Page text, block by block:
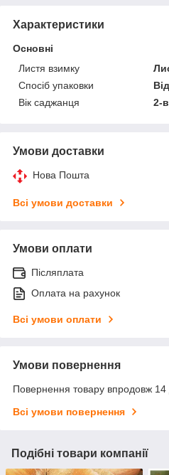
Характеристики
Основні
Листя взимку
Спосіб упаковки
Вік саджанця
2-
Умови доставки
Нова Пошта
Всі умови доставки
Умови оплати
Післяплата
Оплата на рахунок
Всі умови оплати
Умови повернення
Повернення товару впродовж 14
Всі умови повернення
Подібні товари компанії